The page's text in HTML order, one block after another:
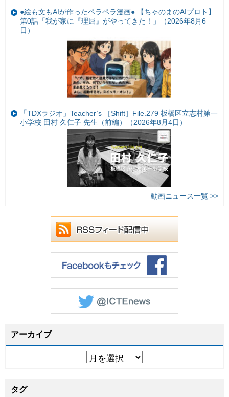
●絵も文もAIが作ったペラペラ漫画● 【ちゃのまのAIプロト】
第0話「我が家に『理屈』がやってきた！」（2026年8月6
日）
「TDXラジオ」Teacher’s ［Shift］File.279 板橋区立志村第一
小学校 田村 久仁子 先生（前編）（2026年8月4日）
動画ニュース一覧 >>
アーカイブ
タグ